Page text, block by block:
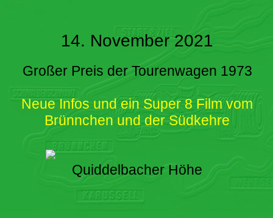
14. November 2021
Großer Preis der Tourenwagen 1973
Neue Infos und ein Super 8 Film vom
Brünnchen und der Südkehre
Quiddelbacher Höhe